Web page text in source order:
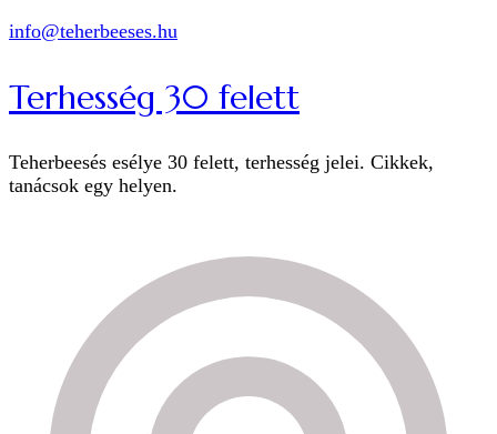
info@teherbeeses.hu
Terhesség 30 felett
Teherbeesés esélye 30 felett, terhesség jelei. Cikkek,
tanácsok egy helyen.